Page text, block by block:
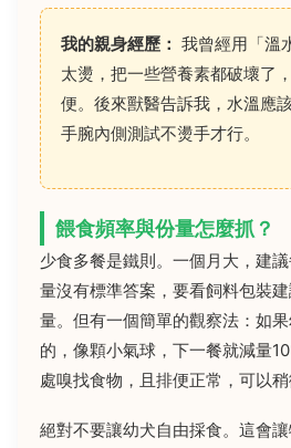
我的親身經歷： 我曾經用「溫
太燙，把一些營養素都破壞了
便。後來獸醫告訴我，水溫應
手腕內側測試不燙手才行。
餵食頻率與份量怎麼抓？
少食多餐是鐵則。一個月大，建
量沒有標準答案，要看飼料包裝
量。但有一個簡單的觀察法：如
的，像顆小氣球，下一餐就減量
處嗅找食物，且排便正常，可以稍
絕對不要讓幼犬自由採食。這會